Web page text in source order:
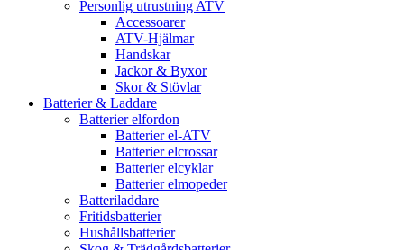
Personlig utrustning ATV
Accessoarer
ATV-Hjälmar
Handskar
Jackor & Byxor
Skor & Stövlar
Batterier & Laddare
Batterier elfordon
Batterier el-ATV
Batterier elcrossar
Batterier elcyklar
Batterier elmopeder
Batteriladdare
Fritidsbatterier
Hushållsbatterier